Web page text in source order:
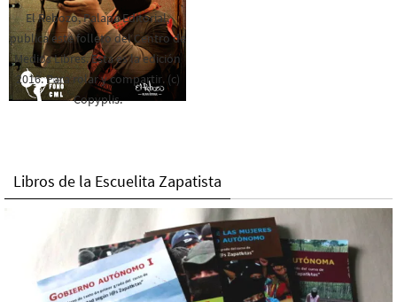
El Rebozo, Palapa Editorial,
publica este folleto del Centro de
Medios Libres. Esta es la edición
2016. Para rolar y compartir. (c)
Copyplis.
Libros de la Escuelita Zapatista